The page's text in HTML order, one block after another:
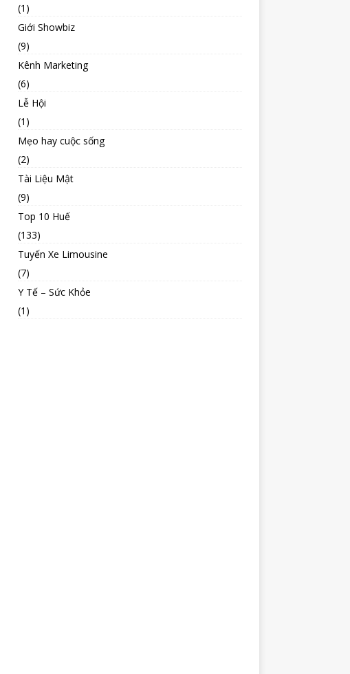
(1)
Giới Showbiz
(9)
Kênh Marketing
(6)
Lễ Hội
(1)
Mẹo hay cuộc sống
(2)
Tài Liệu Mật
(9)
Top 10 Huế
(133)
Tuyến Xe Limousine
(7)
Y Tế – Sức Khỏe
(1)